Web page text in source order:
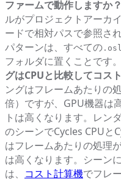
ファームで動作しますか？
ルがプロジェクトアーカ
ードで相対パスで参照さ
パターンは、すべての .osl
フォルダに置くことです。
グはCPUと比較してコス
ングはフレームあたりの
倍）ですが、GPU機器は
トは高くなります。レン
のシーンでCycles CPUと
はフレームあたりの処理
は高くなります。シーン
は、 コスト計算機でフレ